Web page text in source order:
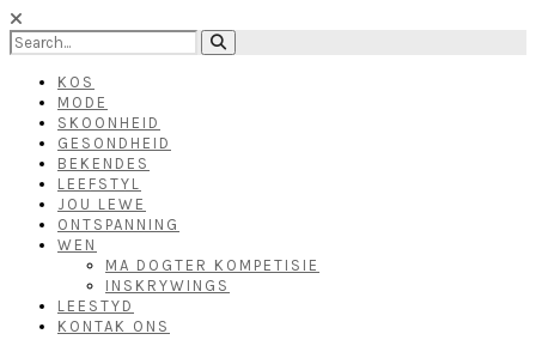
KOS
MODE
SKOONHEID
GESONDHEID
BEKENDES
LEEFSTYL
JOU LEWE
ONTSPANNING
WEN
MA DOGTER KOMPETISIE
INSKRYWINGS
LEESTYD
KONTAK ONS